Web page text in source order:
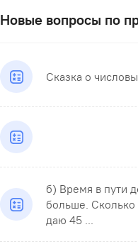
Новые вопросы по
Сказка о
б) Время в пути
больше. Сколько
даю 45 ...